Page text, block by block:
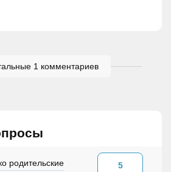
1 комментариев
родительские
5